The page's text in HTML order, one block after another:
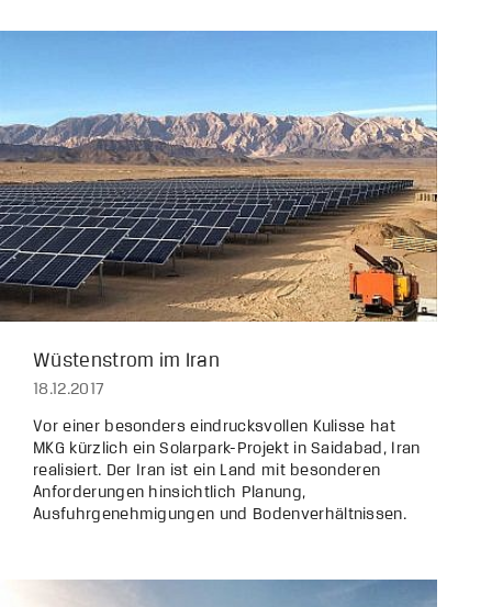
Wüstenstrom im Iran
18.12.2017
Vor einer besonders eindrucksvollen Kulisse hat
MKG kürzlich ein Solarpark-Projekt in Saidabad, Iran
realisiert. Der Iran ist ein Land mit besonderen
Anforderungen hinsichtlich Planung,
Ausfuhrgenehmigungen und Bodenverhältnissen.